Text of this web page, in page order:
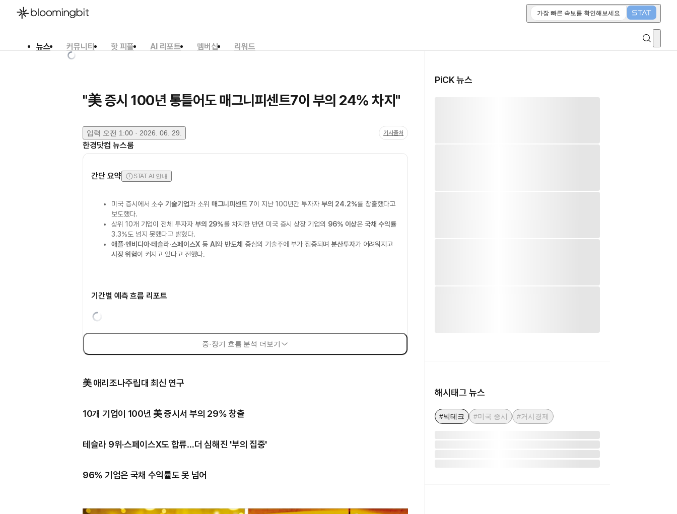
가장 빠른 속보를 확인해보세요
뉴스 커뮤니티 핫 피플 AI 리포트 멤버십
리워드
"美 증시 100년 통틀어도 매그니피센트7이 부의 24% 차지"
입력 오전 1:00 · 2026. 06. 29. 기사출처
한경닷컴 뉴스룸
간단 요약 STAT AI 안내
미국 증시에서 소수기술기업과 소위 매그니피센트 7이 지난 100년간 투자자부의 24.2%를 창출했다고
보도했다.
상위 10개 기업이 전체 투자자 부의 29%를 차지한 반면 미국 증시 상장 기업의 96% 이상은국채 수익률
3.3%도 넘지 못했다고 밝혔다.
애플·엔비디아·테슬라·스페이스X등 AI와 반도체 중심의 기술주에 부가 집중되며 분산투자가 어려워지고
시장 위험이 커지고 있다고 전했다.
기간별 예측 흐름 리포트
중·장기 흐름 분석 더보기
美 애리조나주립대 최신 연구
10개 기업이 100년 美 증시서 부의 29% 창출
테슬라 9위·스페이스X도 합류…더 심해진 '부의 집중'
96% 기업은 국채 수익률도 못 넘어
PiCK 뉴스
해시태그 뉴스
#빅테크 #미국 증시 #거시경제